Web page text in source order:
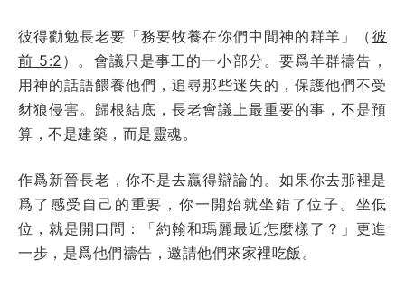
彼得勸勉長老要「務要牧養在你們中間神的群羊」（ 彼
前 5:2 ）。會議只是事工的一小部分。要爲羊群禱告，
用神的話語餵養他們，追尋那些迷失的，保護他們不受
豺狼侵害。歸根結底，長老會議上最重要的事，不是預
算，不是建築，而是靈魂。
作爲新晉長老，你不是去贏得辯論的。如果你去那裡是
爲了感受自己的重要，你一開始就坐錯了位子。坐低
位，就是開口問：「約翰和瑪麗最近怎麼樣了？」更進
一步，是爲他們禱告，邀請他們來家裡吃飯。